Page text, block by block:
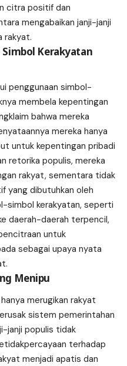
citra positif dan
mengabaikan janji-janji
rakyat.
Kerakyatan
penggunaan simbol-
membela kepentingan
bahwa mereka
mereka hanya
untuk kepentingan pribadi
retorika populis, mereka
rakyat, sementara tidak
yang dibutuhkan oleh
simbol kerakyatan, seperti
daerah-daerah terpencil,
untuk
sebagai upaya nyata
Menipu
merugikan rakyat
sistem pemerintahan
janji populis tidak
terhadap
menjadi apatis dan